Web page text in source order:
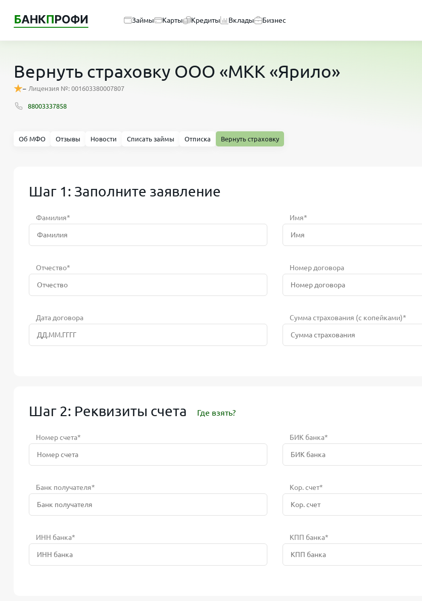
Займы Карты Кредиты Вклады Бизнес
Вернуть страховку ООО «МКК «Ярило»
– Лицензия №: 001603380007807
88003337858
Об МФО Отзывы Новости Списать займы Отписка Вернуть страховку
Шаг 1: Заполните заявление
Фамилия* Имя*
Отчество* Номер договора
Дата договора Сумма страхования (с копейками)*
Шаг 2: Реквизиты счета Где взять?
Номер счета* БИК банка*
Банк получателя* Кор. счет*
ИНН банка* КПП банка*